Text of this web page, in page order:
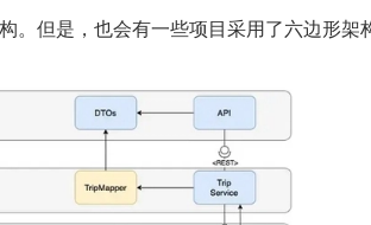
但是，也会有一些项目采用了六边形架